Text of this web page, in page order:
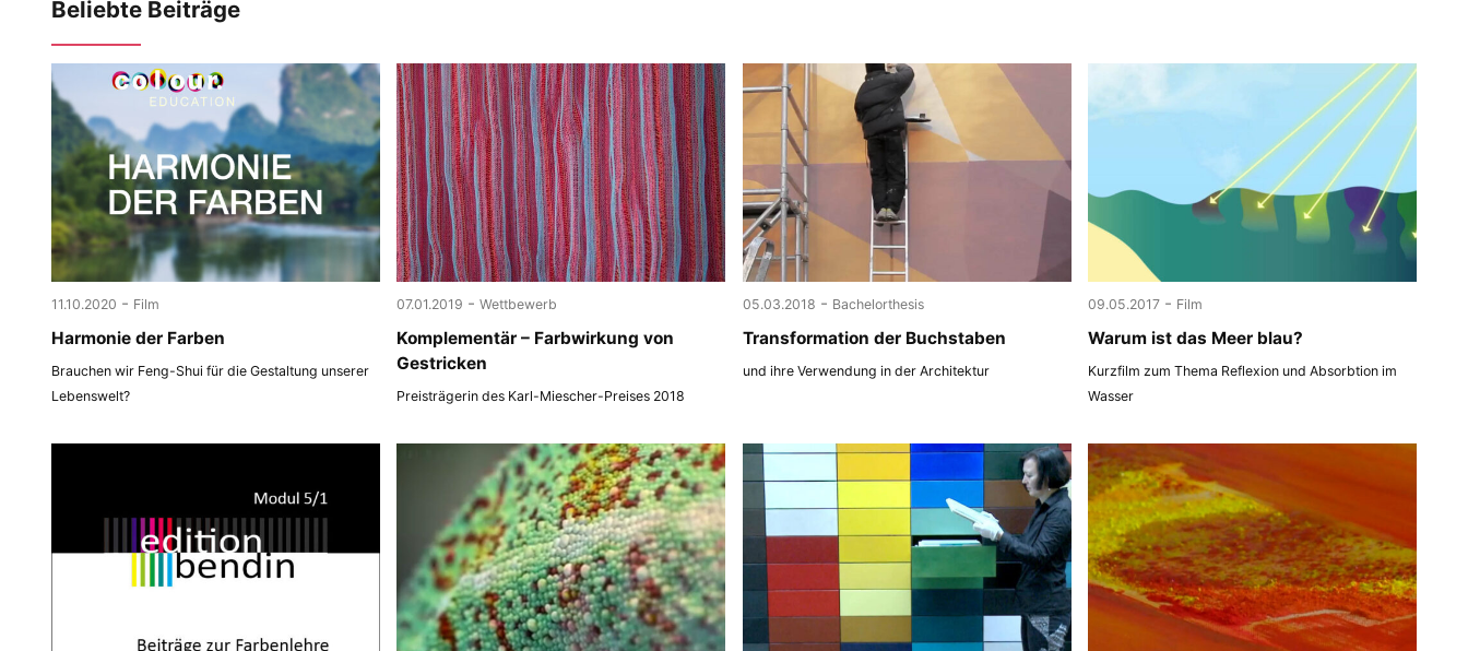
Beliebte Beiträge
11.10.2020 - Film
Harmonie der Farben
Brauchen wir Feng-Shui für die Gestaltung unserer
Lebenswelt?
07.01.2019 - Wettbewerb
Komplementär – Farbwirkung von
Gestricken
Preisträgerin des Karl-Miescher-Preises 2018
05.03.2018 - Bachelorthesis
Transformation der Buchstaben
und ihre Verwendung in der Architektur
09.05.2017 - Film
Warum ist das Meer blau?
Kurzfilm zum Thema Reflexion und Absorbtion im
Wasser